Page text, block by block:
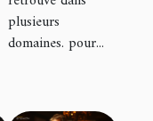
plusieurs
domaines. pour...